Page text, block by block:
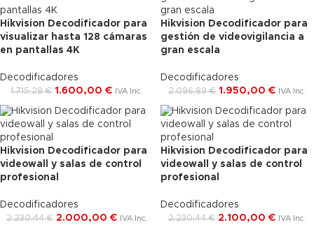
-7%
Envío Gratis
Hikvision Decodificador para
visualizar hasta 128 cámaras
en pantallas 4K
Decodificadores
1.715,28€ 1.600,00 € IVA Inc.
-7%
Envío Gratis
Hikvision Decodificador para
gestión de videovigilancia a
gran escala
Decodificadores
2.096,89€ 1.950,00 € IVA Inc.
-10%
Envío Gratis
Hikvision Decodificador para
videowall y salas de control
profesional
Decodificadores
2.230,44€ 2.000,00 € IVA Inc.
-6%
Envío Gratis
Hikvision Decodificador para
videowall y salas de control
profesional
Decodificadores
2.230,44€ 2.100,00 € IVA Inc.